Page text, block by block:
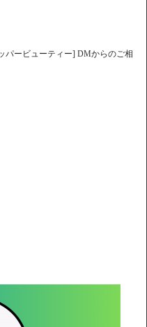
パービューティー] DMからのご相